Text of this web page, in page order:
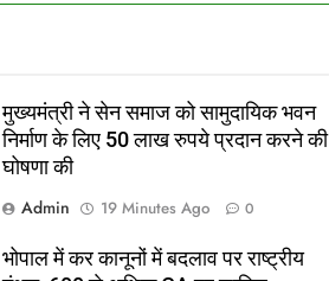
मुख्यमंत्री ने सेन समाज को सामुदायिक भवन
निर्माण के लिए 50 लाख रुपये प्रदान करने की
घोषणा की
Admin
19 Minutes Ago 0
भोपाल में कर कानूनों में बदलाव पर राष्ट्रीय